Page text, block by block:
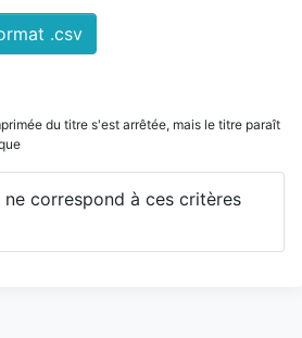
.csv
du titre s'est arrêtée, mais le titre paraît
correspond à ces critères